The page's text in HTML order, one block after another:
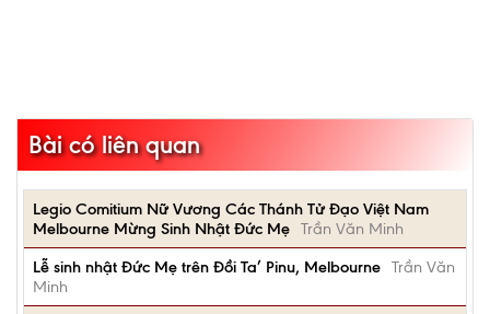
Bài có liên quan
Legio Comitium Nữ Vương Các Thánh Tử Đạo Việt Nam
Melbourne Mừng Sinh Nhật Đức Mẹ Trần Văn Minh
Lễ sinh nhật Đức Mẹ trên Đồi Ta’ Pinu, Melbourne Trần Văn
Minh